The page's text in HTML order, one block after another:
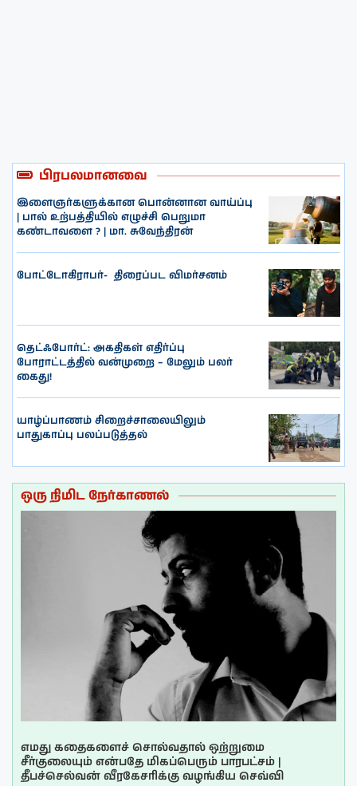
பிரபலமானவை
இளைஞர்களுக்கான பொன்னான வாய்ப்பு
| பால் உற்பத்தியில் எழுச்சி பெறுமா
கண்டாவளை ? | மா. சுவேந்திரன்
போட்டோகிராபர்- ‌ திரைப்பட விமர்சனம்
தெட்ஃபோர்ட்: அகதிகள் எதிர்ப்பு
போராட்டத்தில் வன்முறை – மேலும் பலர்
கைது!
யாழ்ப்பாணம் சிறைச்சாலையிலும்
பாதுகாப்பு பலப்படுத்தல்
ஒரு நிமிட நேர்காணல்
எமது கதைகளைச் சொல்வதால் ஒற்றுமை
சீர்குலையும் என்பதே மிகப்பெரும் பாரபட்சம் |
தீபச்செல்வன் வீரகேசரிக்கு வழங்கிய செவ்வி